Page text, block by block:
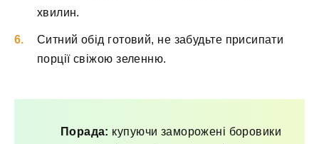
хвилин.
Ситний обід готовий, не забудьте присипати
порції свіжою зеленню.
Порада: купуючи заморожені боровики